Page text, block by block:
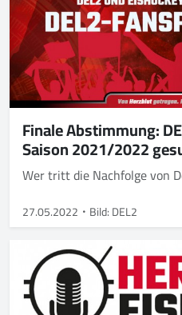
Finale Abstimmung:
Saison 2021/2022
Wer tritt die Nachfolge von
27.05.2022 Bild: DEL2